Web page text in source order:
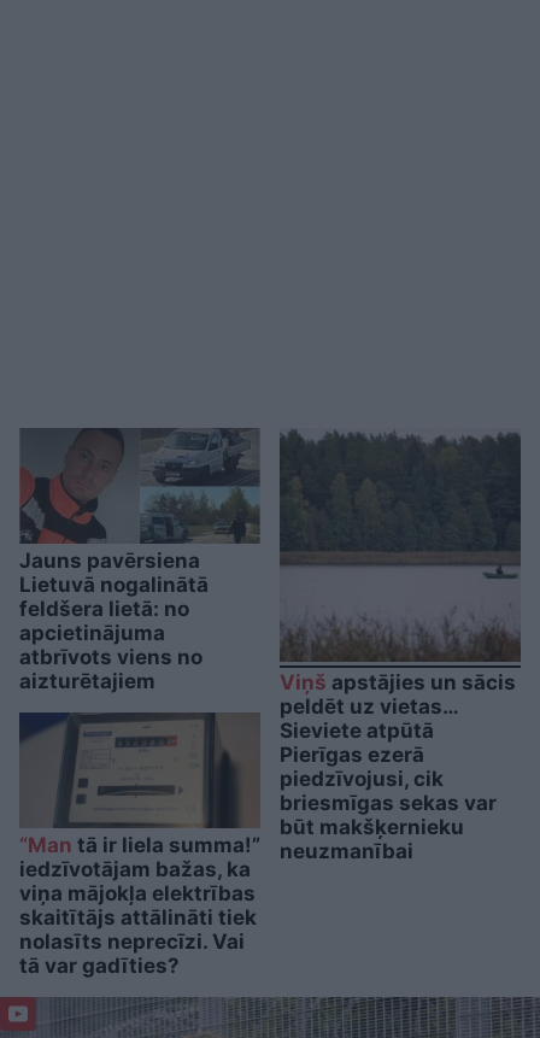
Jauns pavērsiena
Lietuvā nogalinātā
feldšera lietā: no
apcietinājuma
atbrīvots viens no
aizturētajiem
“Man tā ir liela summa!”
iedzīvotājam bažas, ka
viņa mājokļa elektrības
skaitītājs attālināti tiek
nolasīts neprecīzi. Vai
tā var gadīties?
Viņš apstājies un sācis
peldēt uz vietas…
Sieviete atpūtā
Pierīgas ezerā
piedzīvojusi, cik
briesmīgas sekas var
būt makšķernieku
neuzmanībai